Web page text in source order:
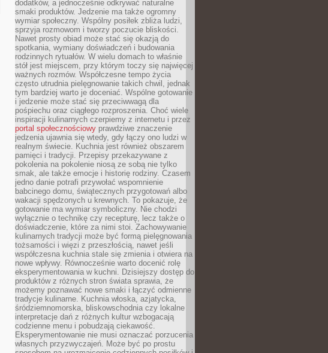
dodatków, a jednocześnie odkrywać naturalne
smaki produktów. Jedzenie ma także ogromny
wymiar społeczny. Wspólny posiłek zbliża ludzi,
sprzyja rozmowom i tworzy poczucie bliskości.
Nawet prosty obiad może stać się okazją do
spotkania, wymiany doświadczeń i budowania
rodzinnych rytuałów. W wielu domach to właśnie
stół jest miejscem, przy którym toczy się najwięcej
ważnych rozmów. Współczesne tempo życia
często utrudnia pielęgnowanie takich chwil, jednak
tym bardziej warto je doceniać. Wspólne gotowanie
i jedzenie może stać się przeciwwagą dla
pośpiechu oraz ciągłego rozproszenia. Choć wiele
inspiracji kulinarnych czerpiemy z internetu i przez
portal społecznościowy prawdziwe znaczenie
jedzenia ujawnia się wtedy, gdy łączy ono ludzi w
realnym świecie. Kuchnia jest również obszarem
pamięci i tradycji. Przepisy przekazywane z
pokolenia na pokolenie niosą ze sobą nie tylko
smak, ale także emocje i historię rodziny. Czasem
jedno danie potrafi przywołać wspomnienie
babcinego domu, świątecznych przygotowań albo
wakacji spędzonych u krewnych. To pokazuje, że
gotowanie ma wymiar symboliczny. Nie chodzi
wyłącznie o technikę czy recepturę, lecz także o
doświadczenie, które za nimi stoi. Zachowywanie
kulinarnych tradycji może być formą pielęgnowania
tożsamości i więzi z przeszłością, nawet jeśli
współczesna kuchnia stale się zmienia i otwiera na
nowe wpływy. Równocześnie warto docenić rolę
eksperymentowania w kuchni. Dzisiejszy dostęp do
produktów z różnych stron świata sprawia, że
możemy poznawać nowe smaki i łączyć odmienne
tradycje kulinarne. Kuchnia włoska, azjatycka,
śródziemnomorska, bliskowschodnia czy lokalne
interpretacje dań z różnych kultur wzbogacają
codzienne menu i pobudzają ciekawość.
Eksperymentowanie nie musi oznaczać porzucenia
własnych przyzwyczajeń. Może być po prostu